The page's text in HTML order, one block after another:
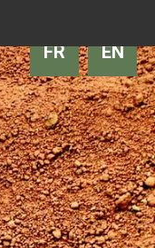
FR EN